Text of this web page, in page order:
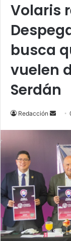
Volaris
busca
vuelen
Serdán
Redacción
Send